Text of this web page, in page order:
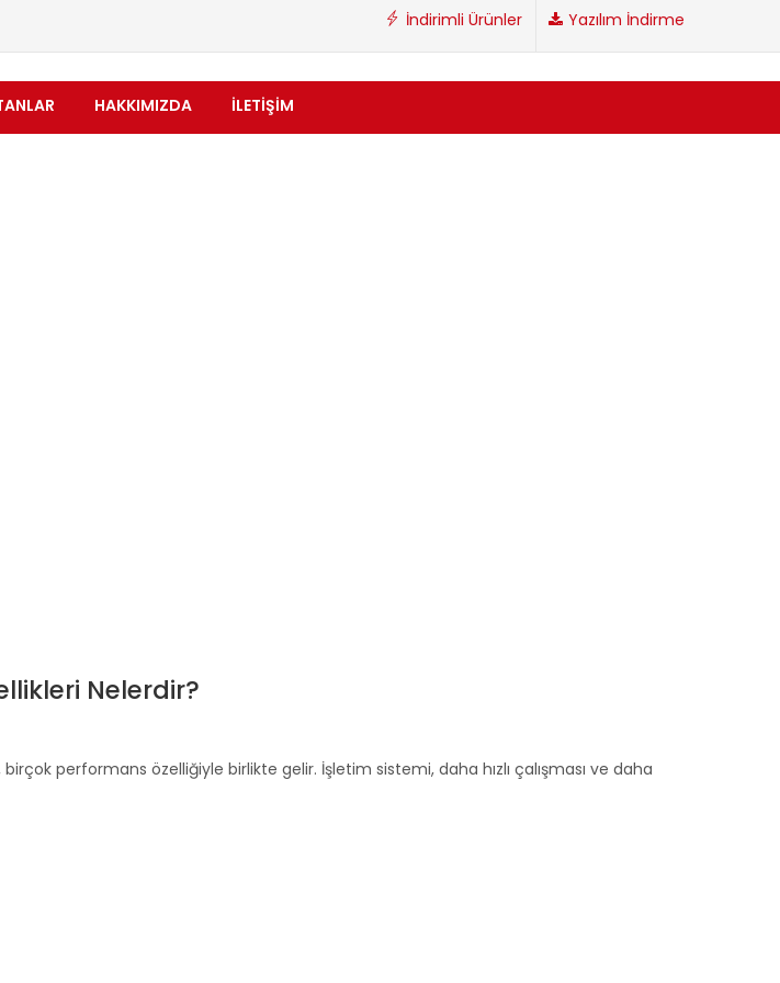
İndirimli Ürünler Yazılım İndirme
HAKKIMIZDA İLETIŞIM
Nelerdir?
performans özelliğiyle birlikte gelir. İşletim sistemi, daha hızlı çalışması ve daha